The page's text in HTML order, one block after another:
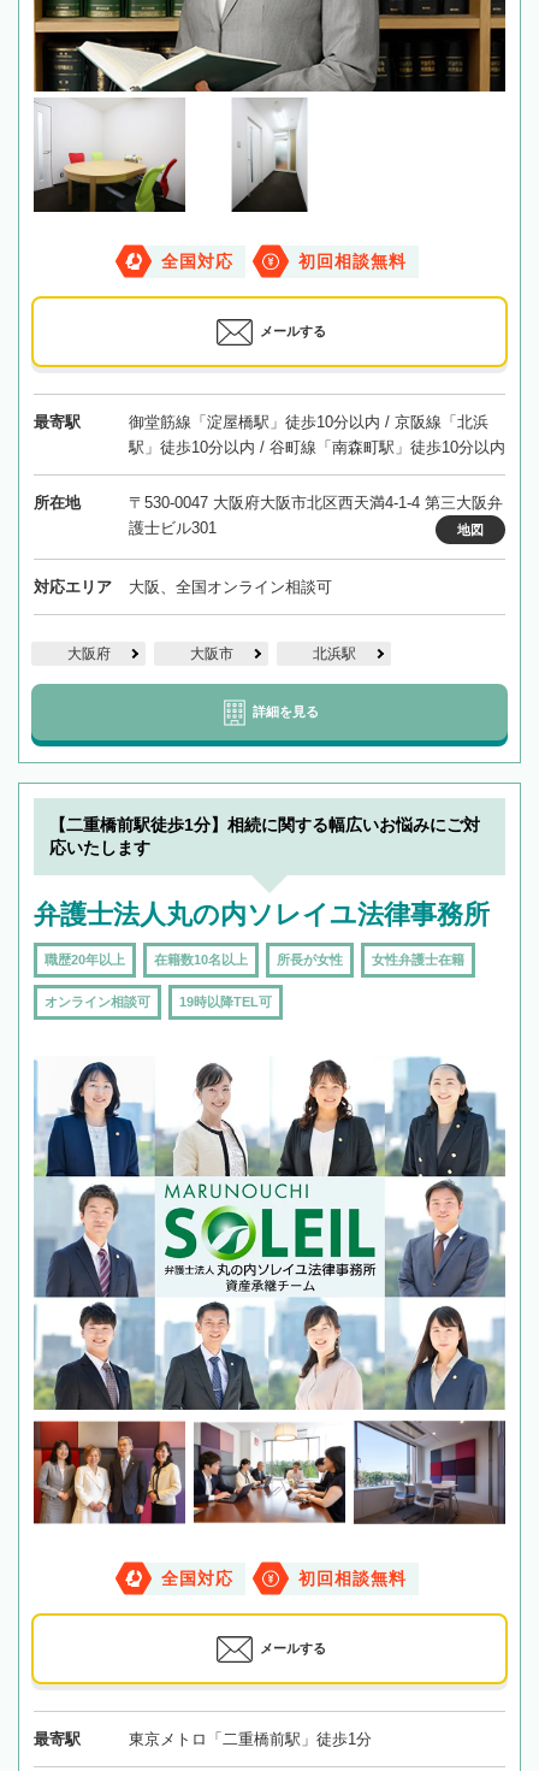
全国対応 初回相談無料
メールする
最寄駅
御堂筋線「淀屋橋駅」徒歩10分以内 / 京阪線「北浜
駅」徒歩10分以内 / 谷町線「南森町駅」徒歩10分以内
所在地
〒530-0047 大阪府大阪市北区西天満4-1-4 第三大阪弁
護士ビル301
地図
対応エリア 大阪、全国オンライン相談可
大阪府 大阪市 北浜駅
詳細を見る
【二重橋前駅徒歩1分】相続に関する幅広いお悩みにご対
応いたします
弁護士法人丸の内ソレイユ法律事務所
職歴20年以上 在籍数10名以上 所長が女性 女性弁護士在籍
オンライン相談可 19時以降TEL可
全国対応 初回相談無料
メールする
最寄駅 東京メトロ「二重橋前駅」徒歩1分